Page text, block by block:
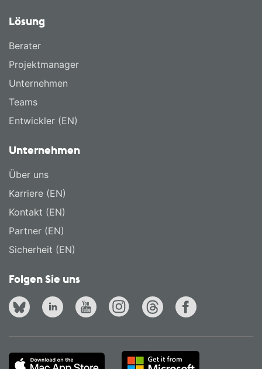
Lösung
Berater
Projektmanager
Unternehmen
Teams
Entwickler (EN)
Unternehmen
Über uns
Karriere (EN)
Kontakt (EN)
Partner (EN)
Sicherheit (EN)
Folgen Sie uns